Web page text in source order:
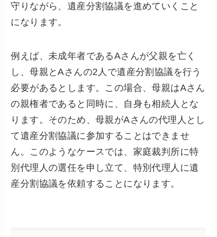
守りながら、遺産分割協議を進めていくこと
になります。
例えば、未成年者であるAさんが父親を亡く
し、母親とAさんの2人で遺産分割協議を行う
必要があるとします。この場合、母親はAさん
の親権者であると同時に、自身も相続人とな
ります。そのため、母親がAさんの代理人とし
て遺産分割協議に参加することはできませ
ん。このようなケースでは、家庭裁判所に特
別代理人の選任を申し立て、特別代理人に遺
産分割協議を依頼することになります。